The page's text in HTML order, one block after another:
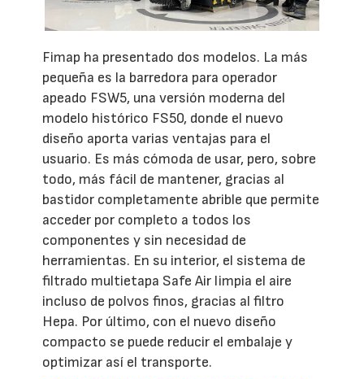
Fimap ha presentado dos modelos. La más
pequeña es la barredora para operador
apeado FSW5, una versión moderna del
modelo histórico FS50, donde el nuevo
diseño aporta varias ventajas para el
usuario. Es más cómoda de usar, pero, sobre
todo, más fácil de mantener, gracias al
bastidor completamente abrible que permite
acceder por completo a todos los
componentes y sin necesidad de
herramientas. En su interior, el sistema de
filtrado multietapa Safe Air limpia el aire
incluso de polvos finos, gracias al filtro
Hepa. Por último, con el nuevo diseño
compacto se puede reducir el embalaje y
optimizar así el transporte.